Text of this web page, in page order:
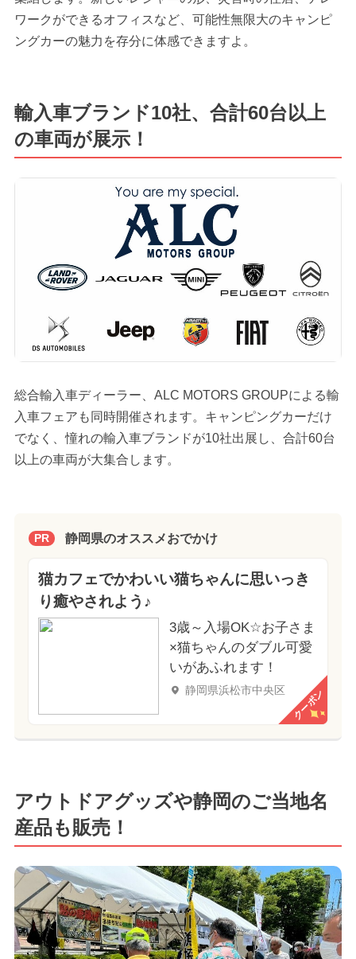
ワークができるオフィスなど、可能性無限大のキャンピ
ングカーの魅力を存分に体感できますよ。
輸入車ブランド10社、合計60台以上
の車両が展示！
総合輸入車ディーラー、ALC MOTORS GROUPによる輸
入車フェアも同時開催されます。キャンピングカーだけ
でなく、憧れの輸入車ブランドが10社出展し、合計60台
以上の車両が大集合します。
PR 静岡県のオススメおでかけ
猫カフェでかわいい猫ちゃんに思いっき
り癒やされよう♪
3歳～入場OK☆お子さま
×猫ちゃんのダブル可愛
いがあふれます！
静岡県浜松市中央区 クーポン
アウトドアグッズや静岡のご当地名
産品も販売！